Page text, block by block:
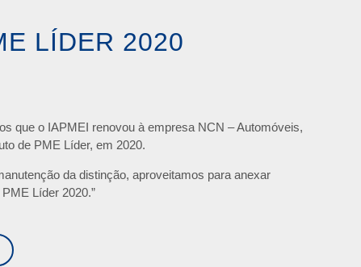
LÍDER 2020
que o IAPMEI renovou à empresa NCN – Automóveis,
de PME Líder, em 2020.
da distinção, aproveitamos para anexar
Líder 2020.”